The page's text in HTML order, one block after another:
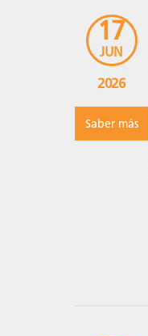
17
JUN
2026
Saber más